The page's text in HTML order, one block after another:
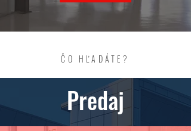
ČO HĽADÁTE?
Predaj